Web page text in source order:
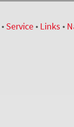
• Service• Links •